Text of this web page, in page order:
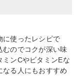
に使ったレシピで
むのでコクが深い味
ンCやビタミンEな
なる人にもおすすめ